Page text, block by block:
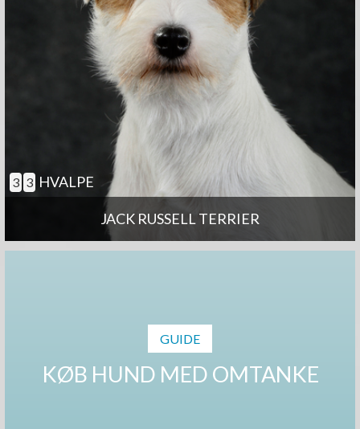
JACK RUSSELL TERRIER
3 3 HVALPE
GUIDE
KØB HUND MED OMTANKE